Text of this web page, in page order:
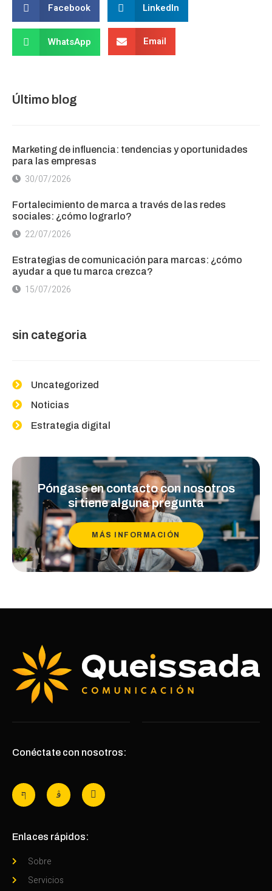
Facebook LinkedIn
WhatsApp Email
Último blog
Marketing de influencia: tendencias y oportunidades
para las empresas
30/07/2026
Fortalecimiento de marca a través de las redes
sociales: ¿cómo lograrlo?
22/07/2026
Estrategias de comunicación para marcas: ¿cómo
ayudar a que tu marca crezca?
15/07/2026
sin categoria
Uncategorized
Noticias
Estrategia digital
Póngase en contacto con nosotros
si tiene alguna pregunta
MÁS INFORMACIÓN
Conéctate con nosotros:
Enlaces rápidos:
Sobre
Servicios